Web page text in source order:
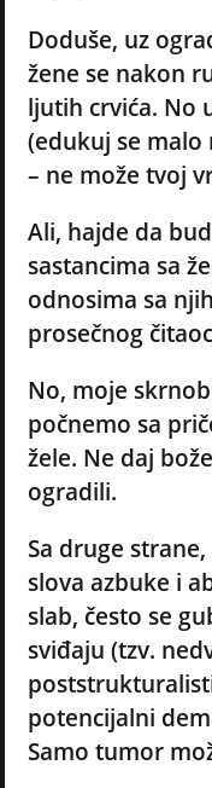
Doduše, uz
žene se nakon
ljutih crvića. No
(edukuj se
– ne može tvoj
Ali, hajde da
sastancima sa
odnosima sa
prosečnog
No, moje
počnemo sa
žele. Ne daj
ogradili.
Sa druge
slova azbuke i
slab, često se
sviđaju (tzv.
potencijalni
Samo tumor